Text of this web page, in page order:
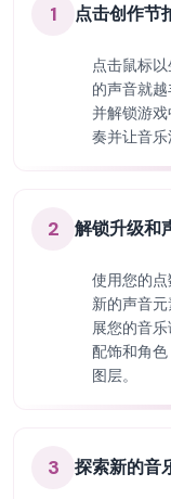
1 点击创作节
点击鼠标
的声音就
并解锁游
奏并让音乐
2 解锁升级和
使用您的
新的声音
展您的音
配饰和角
图层。
3 探索新的音